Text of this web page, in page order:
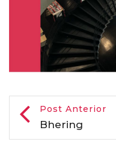
Post Anterior
Bhering